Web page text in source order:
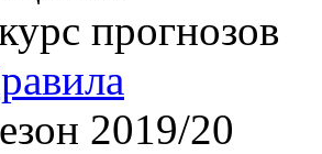
прогнозов
2019/20